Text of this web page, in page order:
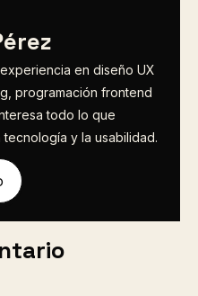
en diseño UX
programación frontend
todo lo que
y la usabilidad.